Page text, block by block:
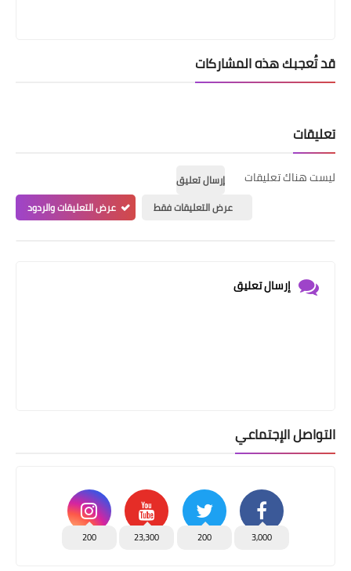
قد تُعجبك هذه المشاركات
تعليقات
ليست هناك تعليقات
إرسال تعليق
عرض التعليقات فقط
عرض التعليقات والردود
إرسال تعليق
التواصل الإجتماعي
3,000
200
23,300
200